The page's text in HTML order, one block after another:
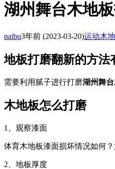
湖州舞台木地
naibu3年前 (2023-03-20)运动木
地板打磨翻新的方法
需要利用腻子进行打磨湖州舞
木地板怎么打磨
1、观察漆面
体育木地板漆面损坏情况如何
2、地板厚度